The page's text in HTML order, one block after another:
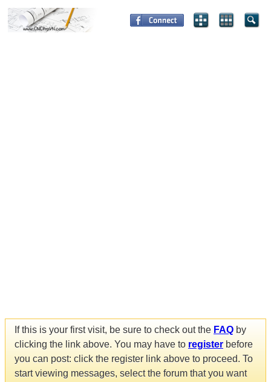
If this is your first visit, be sure to check out the FAQ by
clicking the link above. You may have to register before
you can post: click the register link above to proceed. To
start viewing messages, select the forum that you want